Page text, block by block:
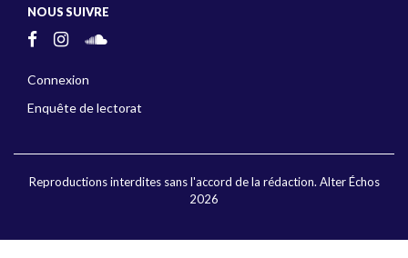
NOUS SUIVRE
Connexion
Enquête de lectorat
Reproductions interdites sans l'accord de la rédaction. Alter Échos
2026